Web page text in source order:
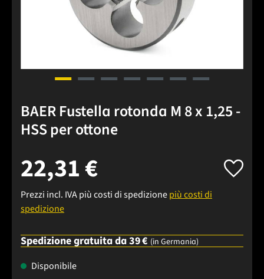
BAER Fustella rotonda M 8 x 1,25 -
HSS per ottone
22,31 €
Prezzi incl. IVA più costi di spedizionepiù costi di
spedizione
Spedizione gratuita da 39 € (in Germania)
Disponibile